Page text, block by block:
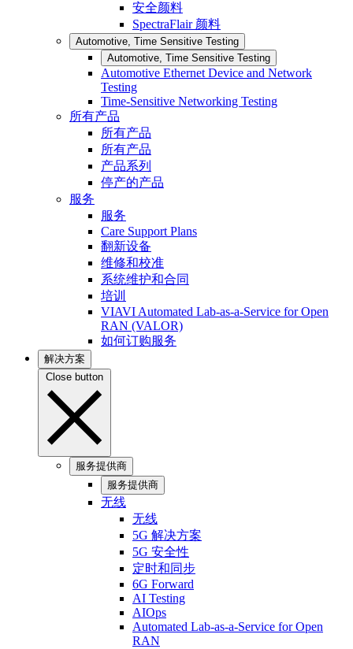
安全颜料
SpectraFlair 颜料
Automotive, Time Sensitive Testing
Automotive, Time Sensitive Testing
Automotive Ethernet Device and Network
Testing
Time-Sensitive Networking Testing
所有产品
所有产品
所有产品
产品系列
停产的产品
服务
服务
Care Support Plans
翻新设备
维修和校准
系统维护和合同
培训
VIAVI Automated Lab-as-a-Service for Open
RAN (VALOR)
如何订购服务
解决方案
Close button
服务提供商
服务提供商
无线
无线
5G 解决方案
5G 安全性
定时和同步
6G Forward
AI Testing
AIOps
Automated Lab-as-a-Service for Open
RAN